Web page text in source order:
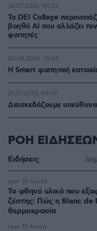
Το DEI College
βοηθό AI που αλλάζει
φοιτητές
30.07.2026, 09:33
Η Smart φοιτητική
03.08.2026, 10:56
Διασκεδάζουμε
29.07.2026, 09:39
ΡΟΗ
Ειδήσεις
Το φθηνό υλικό που
ζέστης: Πώς η Blanc de
θερμοκρασία
πριν 10 λεπτά
πριν 13 λεπτά